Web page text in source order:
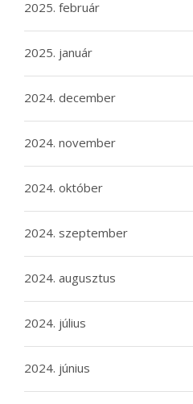
2025. február
2025. január
2024. december
2024. november
2024. október
2024. szeptember
2024. augusztus
2024. július
2024. június